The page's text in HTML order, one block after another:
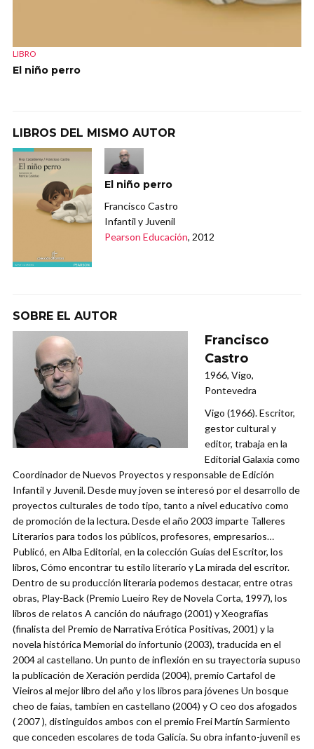
LIBRO
El niño perro
LIBROS DEL MISMO AUTOR
El niño perro
Francisco Castro
Infantil y Juvenil
Pearson Educación, 2012
SOBRE EL AUTOR
Francisco
Castro
1966, Vigo,
Pontevedra
Vigo (1966). Escritor,
gestor cultural y
editor, trabaja en la
Editorial Galaxia como
Coordinador de Nuevos Proyectos y responsable de Edición
Infantil y Juvenil. Desde muy joven se interesó por el desarrollo de
proyectos culturales de todo tipo, tanto a nivel educativo como
de promoción de la lectura. Desde el año 2003 imparte Talleres
Literarios para todos los públicos, profesores, empresarios…
Publicó, en Alba Editorial, en la colección Guías del Escritor, los
libros, Cómo encontrar tu estilo literario y La mirada del escritor.
Dentro de su producción literaria podemos destacar, entre otras
obras, Play-Back (Premio Lueiro Rey de Novela Corta, 1997), los
libros de relatos A canción do náufrago (2001) y Xeografías
(finalista del Premio de Narrativa Erótica Positivas, 2001) y la
novela histórica Memorial do infortunio (2003), traducida en el
2004 al castellano. Un punto de inflexión en su trayectoria supuso
la publicación de Xeración perdida (2004), premio Cartafol de
Vieiros al mejor libro del año y los libros para jóvenes Un bosque
cheo de faias, tambien en castellano (2004) y O ceo dos afogados
( 2007 ), distinguidos ambos con el premio Frei Martín Sarmiento
que conceden escolares de toda Galicia. Su obra infanto-juvenil es